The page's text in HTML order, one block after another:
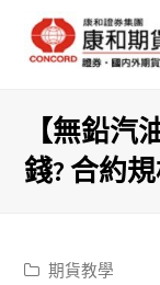
【無鉛汽
錢? 合約
期貨教學